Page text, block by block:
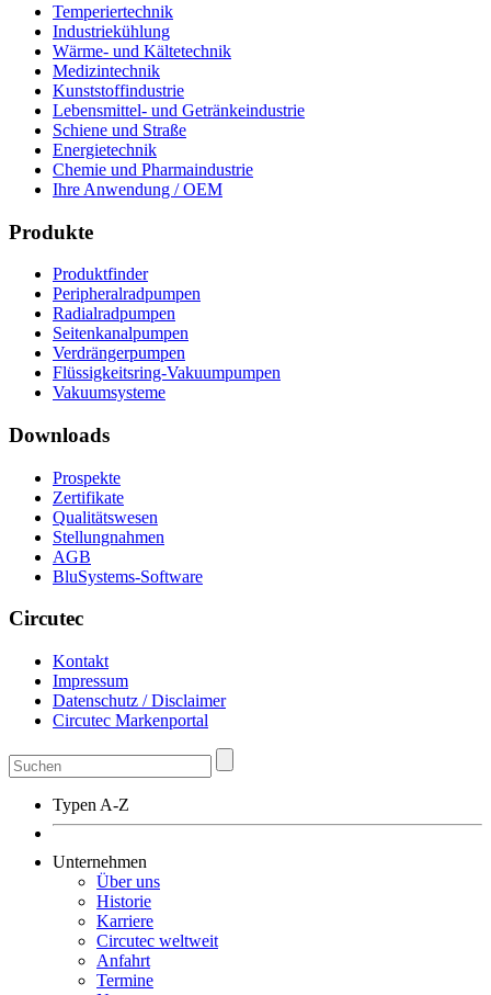
Temperiertechnik
Industriekühlung
Wärme- und Kältetechnik
Medizintechnik
Kunststoffindustrie
Lebensmittel- und Getränkeindustrie
Schiene und Straße
Energietechnik
Chemie und Pharmaindustrie
Ihre Anwendung / OEM
Produkte
Produktfinder
Peripheralradpumpen
Radialradpumpen
Seitenkanalpumpen
Verdrängerpumpen
Flüssigkeitsring-Vakuumpumpen
Vakuumsysteme
Downloads
Prospekte
Zertifikate
Qualitätswesen
Stellungnahmen
AGB
BluSystems-Software
Circutec
Kontakt
Impressum
Datenschutz / Disclaimer
Circutec Markenportal
Typen A-Z
Unternehmen
Über uns
Historie
Karriere
Circutec weltweit
Anfahrt
Termine